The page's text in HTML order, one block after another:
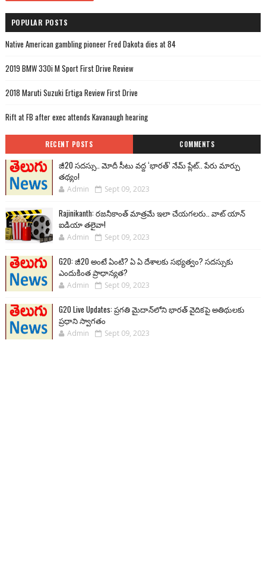
POPULAR POSTS
Native American gambling pioneer Fred Dakota dies at 84
2019 BMW 330i M Sport First Drive Review
2018 Maruti Suzuki Ertiga Review First Drive
Rift at FB after exec attends Kavanaugh hearing
RECENT POSTS COMMENTS
జీ20 సదస్సు.. మోదీ సీటు వద్ద ‘భారత్’ నేమ్ ప్లేట్‌.. పేరు మార్పు
తథ్యం!
Admin Sept 09, 2023
Rajinikanth: రజనీకాంత్ మాత్రమే ఇలా చేయగలరు.. వాట్ యాన్
ఐడియా తలైవా!
Admin Sept 09, 2023
G20: జీ20 అంటే ఏంటి? ఏ ఏ దేశాలకు సభ్యత్వం? సదస్సుకు
ఎందుకింత ప్రాధాన్యత?
Admin Sept 09, 2023
G20 Live Updates: ప్రగతి మైదాన్‌లోని భారత్ వైదికపై అతిథులకు
ప్రధాని స్వాగతం
Admin Sept 09, 2023